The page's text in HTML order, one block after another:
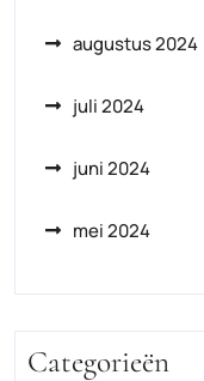
augustus 2024
juli 2024
juni 2024
mei 2024
Categorieën